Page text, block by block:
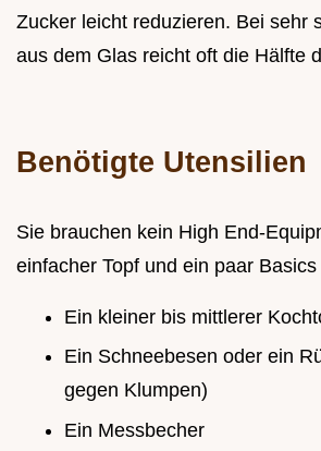
Zucker leicht reduzieren. Bei sehr
aus dem Glas reicht oft die Hälfte
Benötigte Utensilien
Sie brauchen kein High End-
einfacher Topf und ein paar
Ein kleiner bis mittlerer
Ein Schneebesen oder ein
gegen Klumpen)
Ein Messbecher